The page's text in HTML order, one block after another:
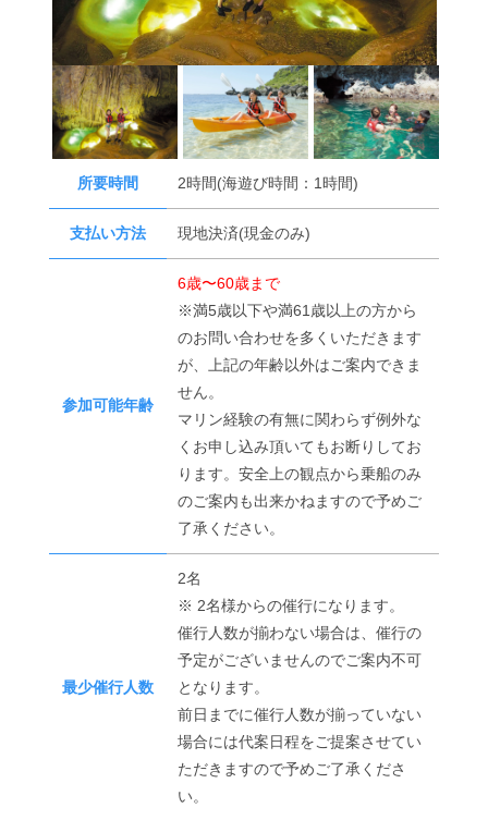
所要時間 2時間(海遊び時間：1時間)
支払い方法 現地決済(現金のみ)
参加可能年齢
6歳〜60歳まで
※満5歳以下や満61歳以上の方から
のお問い合わせを多くいただきます
が、上記の年齢以外はご案内できま
せん。
マリン経験の有無に関わらず例外な
くお申し込み頂いてもお断りしてお
ります。安全上の観点から乗船のみ
のご案内も出来かねますので予めご
了承ください。
最少催行人数
2名
※ 2名様からの催行になります。
催行人数が揃わない場合は、催行の
予定がございませんのでご案内不可
となります。
前日までに催行人数が揃っていない
場合には代案日程をご提案させてい
ただきますので予めご了承くださ
い。